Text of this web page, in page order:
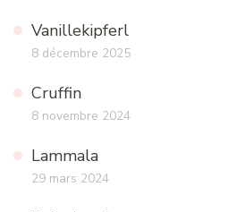
Vanillekipferl
8 décembre 2025
Cruffin
8 novembre 2024
Lammala
29 mars 2024